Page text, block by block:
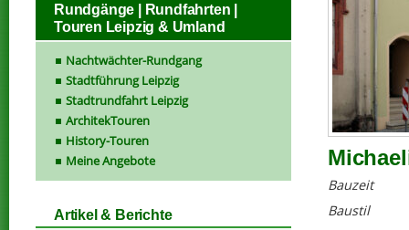
Bauzeit
Baustil
Rundgänge | Rundfahrten |
Touren Leipzig & Umland
Nachtwächter-Rundgang
Stadtführung Leipzig
Stadtrundfahrt Leipzig
ArchitekTouren
History-Touren
Meine Angebote
Artikel & Berichte